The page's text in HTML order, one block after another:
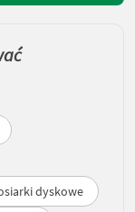
dyskowe